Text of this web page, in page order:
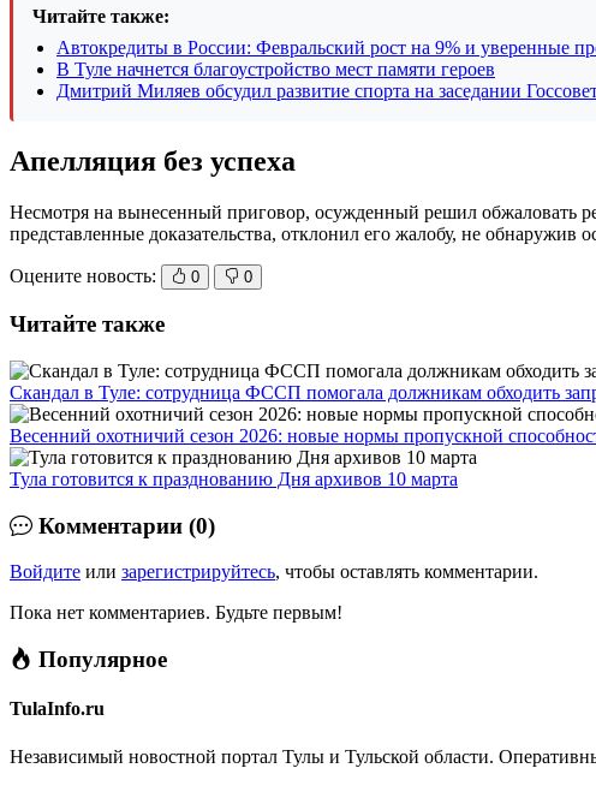
Читайте также:
Автокредиты в России: Февральский рост на 9% и уверенные
В Туле начнется благоустройство мест памяти героев
Дмитрий Миляев обсудил развитие спорта на заседании
Апелляция без успеха
Несмотря на вынесенный приговор, осужденный решил обжаловать
представленные доказательства, отклонил его жалобу, не обнаружив
Оцените новость: 0 0
Читайте также
Скандал в Туле: сотрудница ФССП помогала должникам обходить
Весенний охотничий сезон 2026: новые нормы пропускной
Тула готовится к празднованию Дня архивов 10 марта
Комментарии (0)
Войдите или зарегистрируйтесь, чтобы оставлять комментарии.
Пока нет комментариев. Будьте первым!
Популярное
TulaInfo.ru
Независимый новостной портал Тулы и Тульской области.